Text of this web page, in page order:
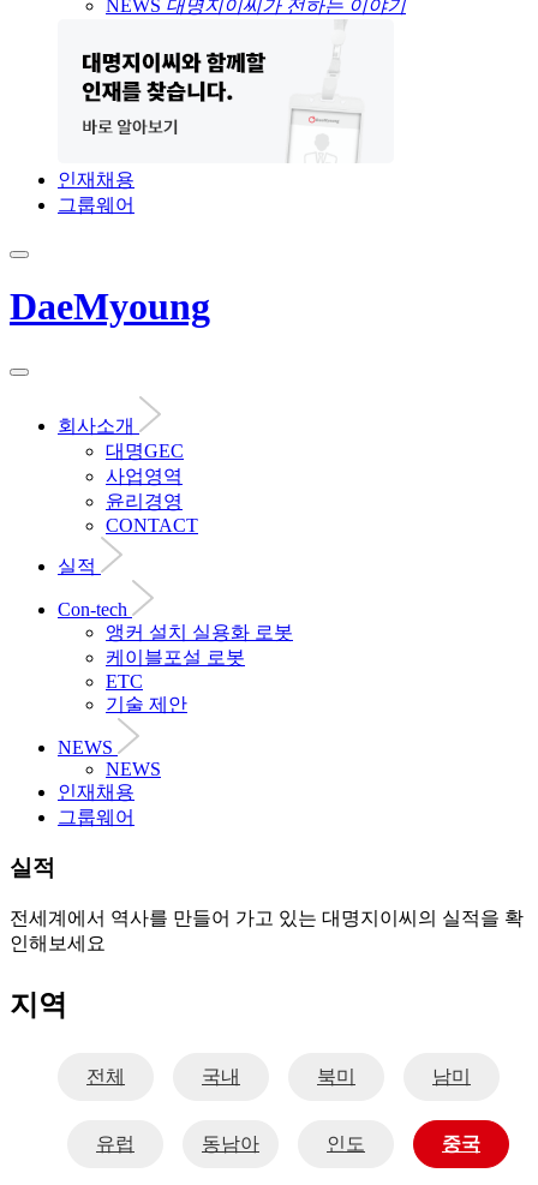
NEWS 대명지이씨가 전하는 이야기
인재채용
그룹웨어
DaeMyoung
회사소개
대명GEC
사업영역
윤리경영
CONTACT
실적
Con-tech
앵커 설치 실용화 로봇
케이블포설 로봇
ETC
기술 제안
NEWS
NEWS
인재채용
그룹웨어
실적
전세계에서 역사를 만들어 가고 있는 대명지이씨의 실적을 확
인해보세요
지역
전체 국내 북미 남미
유럽 동남아 인도 중국